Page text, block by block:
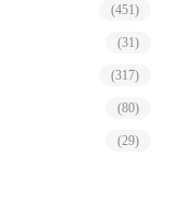
(451)
(31)
(317)
(80)
(29)